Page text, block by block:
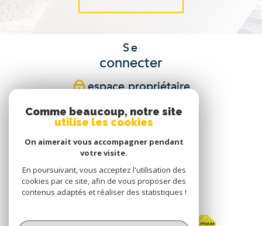
Se
connecter
espace propriétaire
Nous
suivre
Nous
adhérons
Comme beaucoup, notre site
utilise les cookies
On aimerait vous accompagner pendant
votre visite.
En poursuivant, vous acceptez l'utilisation des
cookies par ce site, afin de vous proposer des
contenus adaptés et réaliser des statistiques !